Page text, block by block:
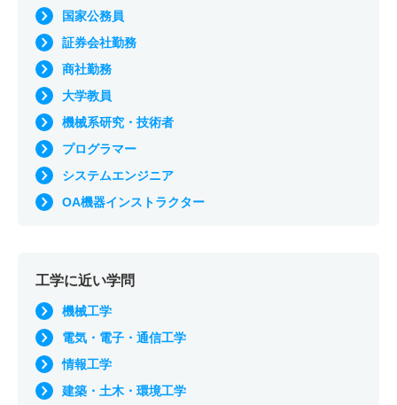
国家公務員
証券会社勤務
商社勤務
大学教員
機械系研究・技術者
プログラマー
システムエンジニア
OA機器インストラクター
工学に近い学問
機械工学
電気・電子・通信工学
情報工学
建築・土木・環境工学